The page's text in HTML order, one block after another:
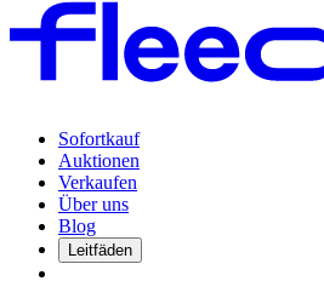
Sofortkauf
Auktionen
Verkaufen
Über uns
Blog
Leitfäden